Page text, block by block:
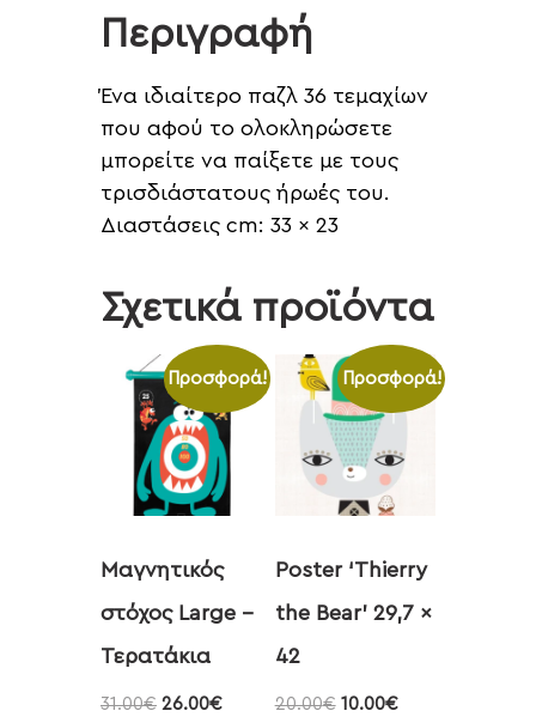
Περιγραφή
Ένα ιδιαίτερο παζλ 36 τεμαχίων
που αφού το ολοκληρώσετε
μπορείτε να παίξετε με τους
τρισδιάστατους ήρωές του.
Διαστάσεις cm: 33 x 23
Σχετικά προϊόντα
Προσφορά!
Μαγνητικός
στόχος Large –
Τερατάκια
31.00€ 26.00€
Προσφορά!
Poster ‘Thierry
the Bear’ 29,7 x
42
20.00€ 10.00€